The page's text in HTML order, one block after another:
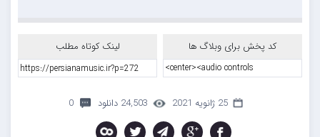
کد پخش برای وبلاگ ها لینک کوتاه مطلب
25 ژانویه 2021 24,503 دانلود 0